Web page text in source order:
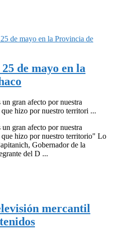
de mayo en la
gran afecto por nuestra
hizo por nuestro territori ...
gran afecto por nuestra
hizo por nuestro territorio" Lo
Gobernador de la
del D ...
mercantil